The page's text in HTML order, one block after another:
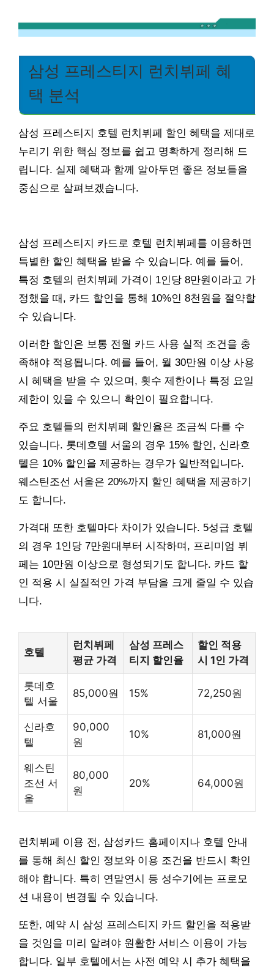
삼성 프레스티지 런치뷔페 혜
택 분석
삼성 프레스티지 호텔 런치뷔페 할인 혜택을 제대로
누리기 위한 핵심 정보를 쉽고 명확하게 정리해 드
립니다. 실제 혜택과 함께 알아두면 좋은 정보들을
중심으로 살펴보겠습니다.
삼성 프레스티지 카드로 호텔 런치뷔페를 이용하면
특별한 할인 혜택을 받을 수 있습니다. 예를 들어,
특정 호텔의 런치뷔페 가격이 1인당 8만원이라고 가
정했을 때, 카드 할인을 통해 10%인 8천원을 절약할
수 있습니다.
이러한 할인은 보통 전월 카드 사용 실적 조건을 충
족해야 적용됩니다. 예를 들어, 월 30만원 이상 사용
시 혜택을 받을 수 있으며, 횟수 제한이나 특정 요일
제한이 있을 수 있으니 확인이 필요합니다.
주요 호텔들의 런치뷔페 할인율은 조금씩 다를 수
있습니다. 롯데호텔 서울의 경우 15% 할인, 신라호
텔은 10% 할인을 제공하는 경우가 일반적입니다.
웨스틴조선 서울은 20%까지 할인 혜택을 제공하기
도 합니다.
가격대 또한 호텔마다 차이가 있습니다. 5성급 호텔
의 경우 1인당 7만원대부터 시작하며, 프리미엄 뷔
페는 10만원 이상으로 형성되기도 합니다. 카드 할
인 적용 시 실질적인 가격 부담을 크게 줄일 수 있습
니다.
호텔
런치뷔페
평균 가격
삼성 프레스
티지 할인율
할인 적용
시 1인 가격
롯데호
텔 서울
85,000원 15% 72,250원
신라호
텔
90,000
원
10% 81,000원
웨스틴
조선 서
울
80,000
원
20% 64,000원
런치뷔페 이용 전, 삼성카드 홈페이지나 호텔 안내
를 통해 최신 할인 정보와 이용 조건을 반드시 확인
해야 합니다. 특히 연말연시 등 성수기에는 프로모
션 내용이 변경될 수 있습니다.
또한, 예약 시 삼성 프레스티지 카드 할인을 적용받
을 것임을 미리 알려야 원활한 서비스 이용이 가능
합니다. 일부 호텔에서는 사전 예약 시 추가 혜택을